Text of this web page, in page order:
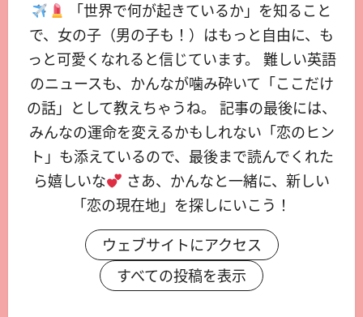
「世界で何が起きているか」を知ること
で、女の子（男の子も！）はもっと自由に、も
っと可愛くなれると信じています。 難しい英語
のニュースも、かんなが噛み砕いて「ここだけ
の話」として教えちゃうね。 記事の最後には、
みんなの運命を変えるかもしれない「恋のヒン
ト」も添えているので、最後まで読んでくれた
ら嬉しいな
さあ、かんなと一緒に、新しい
「恋の現在地」を探しにいこう！
ウェブサイトにアクセス
すべての投稿を表示